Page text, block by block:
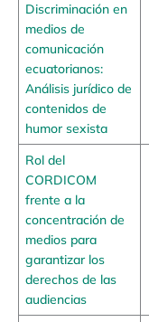
Discriminación en
medios de
comunicación
ecuatorianos:
Análisis jurídico de
contenidos de
humor sexista
Rol del
CORDICOM
frente a la
concentración de
medios para
garantizar los
derechos de las
audiencias